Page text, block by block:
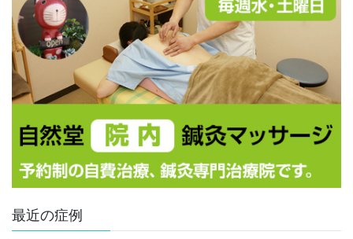
最近の症例